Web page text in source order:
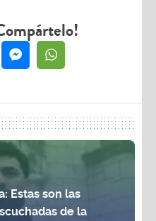
Estas son las
de la